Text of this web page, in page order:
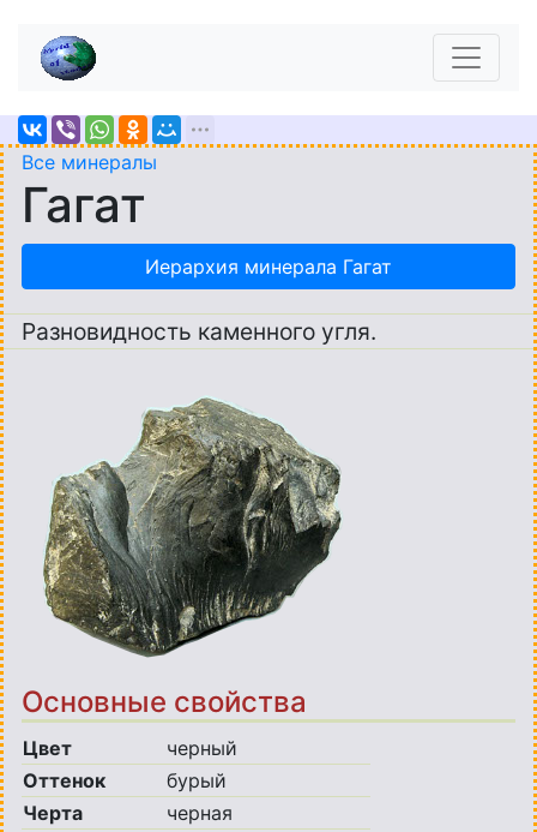
Все минералы
Гагат
Иерархия минерала Гагат
Разновидность каменного угля.
Основные свойства
Цвет
черный
Оттенок
бурый
Черта
черная